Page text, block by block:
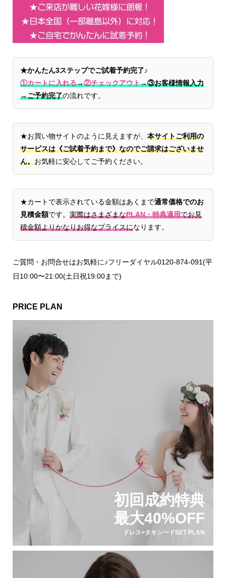
★かんたん3ステップでご試着予約完了♪
①カートに入れる→②チェックアウト→③お客様情報入力
→ご予約完了の流れです。
★お買い物サイトのように見えますが、 本サイトご利用の
サービスは《ご試着予約まで》なのでご請求はございませ
ん。お気軽に安心してご予約ください。
★カートで表示されている金額はあくまで通常価格でのお
見積金額です。 実際はさまざまなPLAN・特典適用でお見
積金額よりかなりお得なプライスになります。
ご質問・お問合せはお気軽に♪フリーダイヤル0120-874-091(平
日10:00〜21:00(土日祝19:00まで)
PRICE PLAN
初回成約特典
最大40%OFF
ドレス+タキシードSET PLAN